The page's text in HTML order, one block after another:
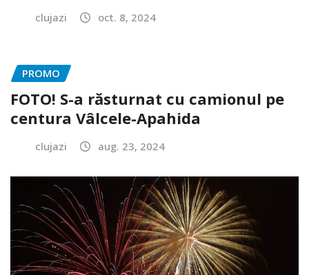
clujazi oct. 8, 2024
PROMO
FOTO! S-a răsturnat cu camionul pe
centura Vâlcele-Apahida
clujazi aug. 23, 2024